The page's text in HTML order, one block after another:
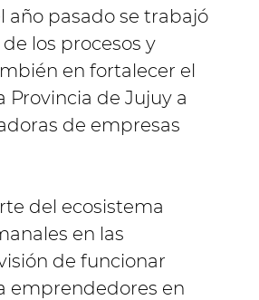
pasado se trabajó
los procesos y
en fortalecer el
de Jujuy a
de empresas
del ecosistema
en las
de funcionar
emprendedores en